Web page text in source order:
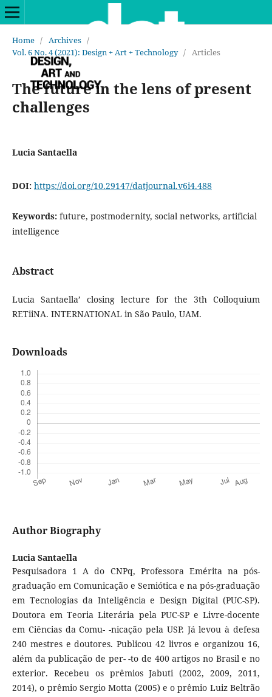
Home / Archives /
Vol. 6 No. 4 (2021): Design + Art + Technology / Articles
The future in the lens of present
challenges
Lucia Santaella
DOI: https://doi.org/10.29147/datjournal.v6i4.488
Keywords: future, postmodernity, social networks, artificial
intelligence
Abstract
Lucia Santaella’ closing lecture for the 3th Colloquium
RETiiNA. INTERNATIONAL in São Paulo, UAM.
Downloads
Author Biography
Lucia Santaella
Pesquisadora 1 A do CNPq, Professora Emérita na pós-
graduação em Comunicação e Semiótica e na pós-graduação
em Tecnologias da Inteligência e Design Digital (PUC-SP).
Doutora em Teoria Literária pela PUC-SP e Livre-docente
em Ciências da Comu- -nicação pela USP. Já levou à defesa
240 mestres e doutores. Publicou 42 livros e organizou 16,
além da publicação de per- -to de 400 artigos no Brasil e no
exterior. Recebeu os prêmios Jabuti (2002, 2009, 2011,
2014), o prêmio Sergio Motta (2005) e o prêmio Luiz Beltrão